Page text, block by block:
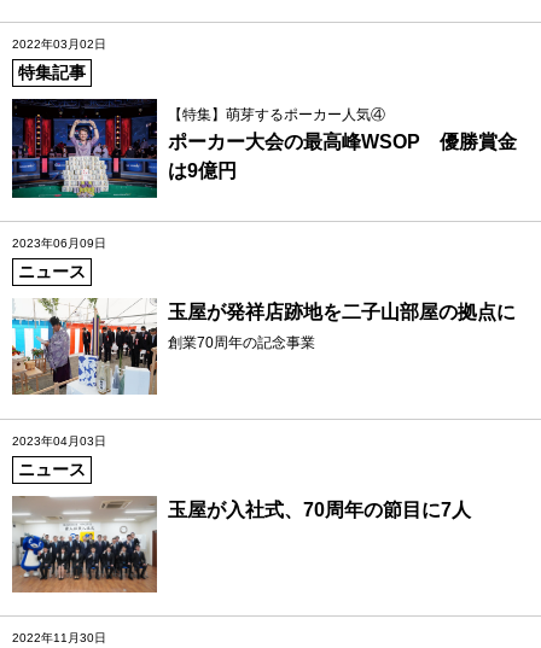
2022年03月02日
特集記事
【特集】萌芽するポーカー人気④
ポーカー大会の最高峰WSOP 優勝賞金
は9億円
2023年06月09日
ニュース
玉屋が発祥店跡地を二子山部屋の拠点に
創業70周年の記念事業
2023年04月03日
ニュース
玉屋が入社式、70周年の節目に7人
2022年11月30日